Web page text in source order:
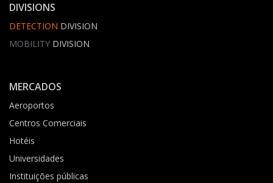
DIVISIONS
DETECTION DIVISION
MOBILITY DIVISION
MERCADOS
Aeroportos
Centros Comerciais
Hotéis
Universidades
Instituições públicas